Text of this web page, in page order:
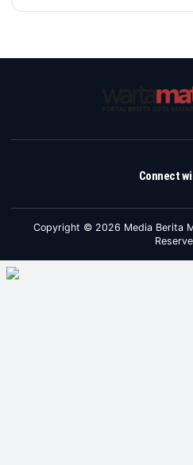
Connect
Copyright © 2026 Media Berita